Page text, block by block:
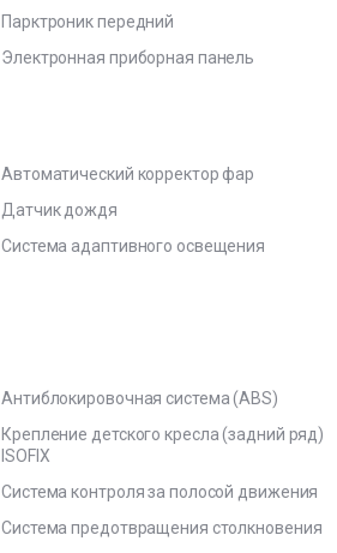
Парктроник передний
Электронная приборная панель
Автоматический корректор фар
Датчик дождя
Система адаптивного освещения
Антиблокировочная система (ABS)
Крепление детского кресла (задний ряд)
ISOFIX
Система контроля за полосой движения
Система предотвращения столкновения